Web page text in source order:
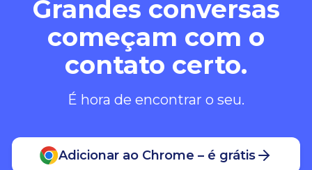
Grandes conversas
começam com o
contato certo.
É hora de encontrar o seu.
Adicionar ao Chrome – é grátis